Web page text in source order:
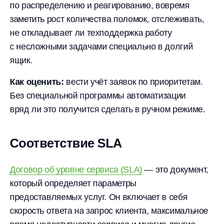
по распределению и реагированию, вовремя
заметить рост количества поломок, отслеживать,
не откладывает ли техподдержка работу
с несложными задачами специально в долгий
ящик.
Как оценить: вести учёт заявок по приоритетам.
Без специальной программы автоматизации
вряд ли это получится сделать в ручном режиме.
Соответствие SLA
Договор об уровне сервиса (SLA) — это документ,
который определяет параметры
предоставляемых услуг. Он включает в себя
скорость ответа на запрос клиента, максимальное